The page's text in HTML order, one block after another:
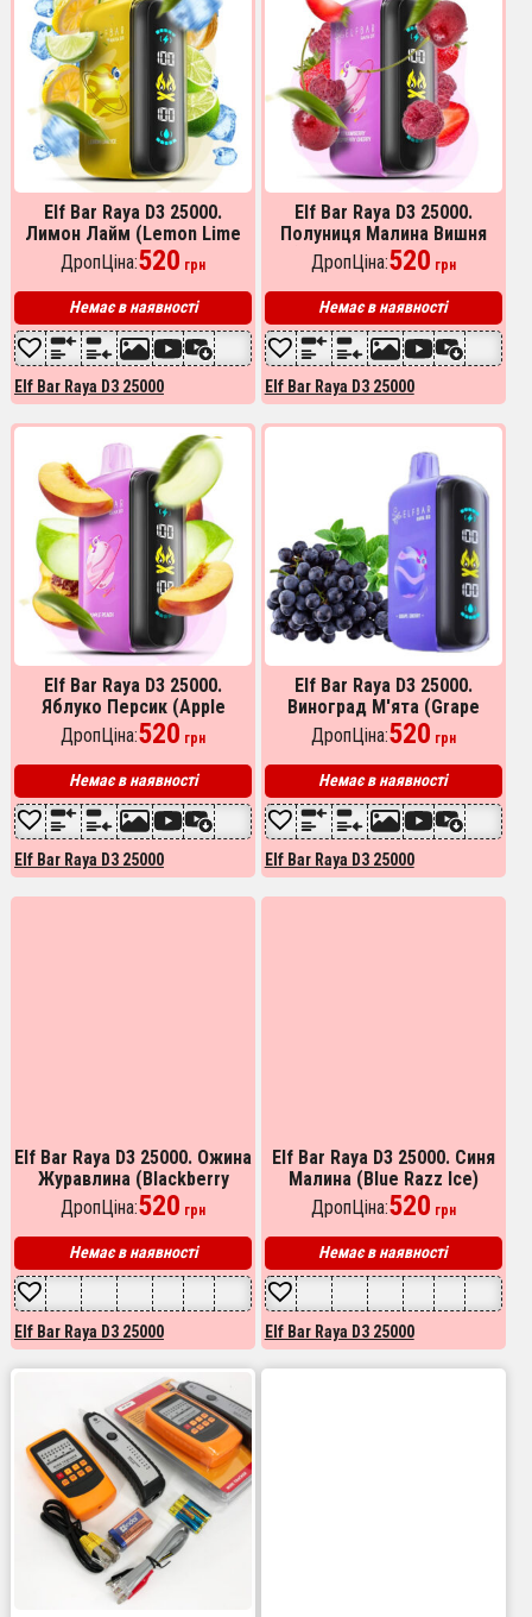
Elf Bar Raya D3 25000.
Лимон Лайм (Lemon Lime
Ice)
ДропЦіна:520 грн
Немає в наявності
Elf Bar Raya D3 25000
Elf Bar Raya D3 25000.
Полуниця Малина Вишня
(Strawberry Raspberry
Cherry)
ДропЦіна:520 грн
Немає в наявності
Elf Bar Raya D3 25000
Elf Bar Raya D3 25000.
Яблуко Персик (Apple
Peach)
ДропЦіна:520 грн
Немає в наявності
Elf Bar Raya D3 25000
Elf Bar Raya D3 25000.
Виноград М'ята (Grape
Mint)
ДропЦіна:520 грн
Немає в наявності
Elf Bar Raya D3 25000
Elf Bar Raya D3 25000. Ожина
Журавлина (Blackberry
Cranberry)
ДропЦіна:520 грн
Немає в наявності
Elf Bar Raya D3 25000
Elf Bar Raya D3 25000. Синя
Малина (Blue Razz Ice)
ДропЦіна:520 грн
Немає в наявності
Elf Bar Raya D3 25000